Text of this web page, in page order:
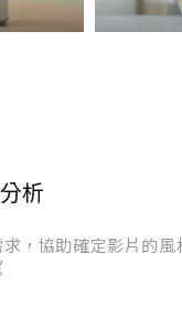
析
，協助確定影片的